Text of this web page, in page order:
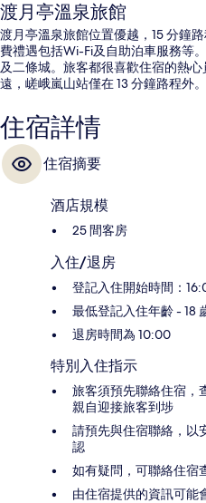
渡月亭溫泉旅館
渡月亭溫泉旅館位置優越，15 分鐘
費禮遇包括Wi-Fi及自助泊車服務等
及二條城。旅客都很喜歡住宿的熱
遠，嵯峨嵐山站僅在 13 分鐘路程外。
住宿詳情
住宿摘要
酒店規模
25 間客房
入住/退房
登記入住開始時間：
最低登記入住年齡 - 18
退房時間為 10:00
特別入住指示
旅客須預先聯絡住宿，
親自迎接旅客到埗
請預先與住宿聯絡，以
認
如有疑問，可聯絡住宿
由住宿提供的資訊可能